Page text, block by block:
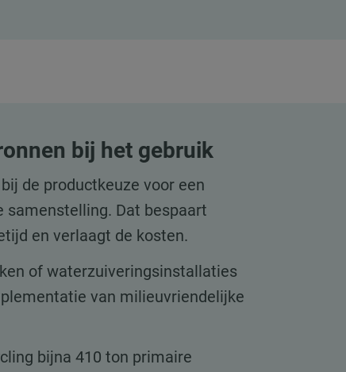
bij het gebruik
de productkeuze voor een
Dat bespaart
en verlaagt de kosten.
of waterzuiveringsinstallaties
van milieuvriendelijke
bijna 410 ton primaire